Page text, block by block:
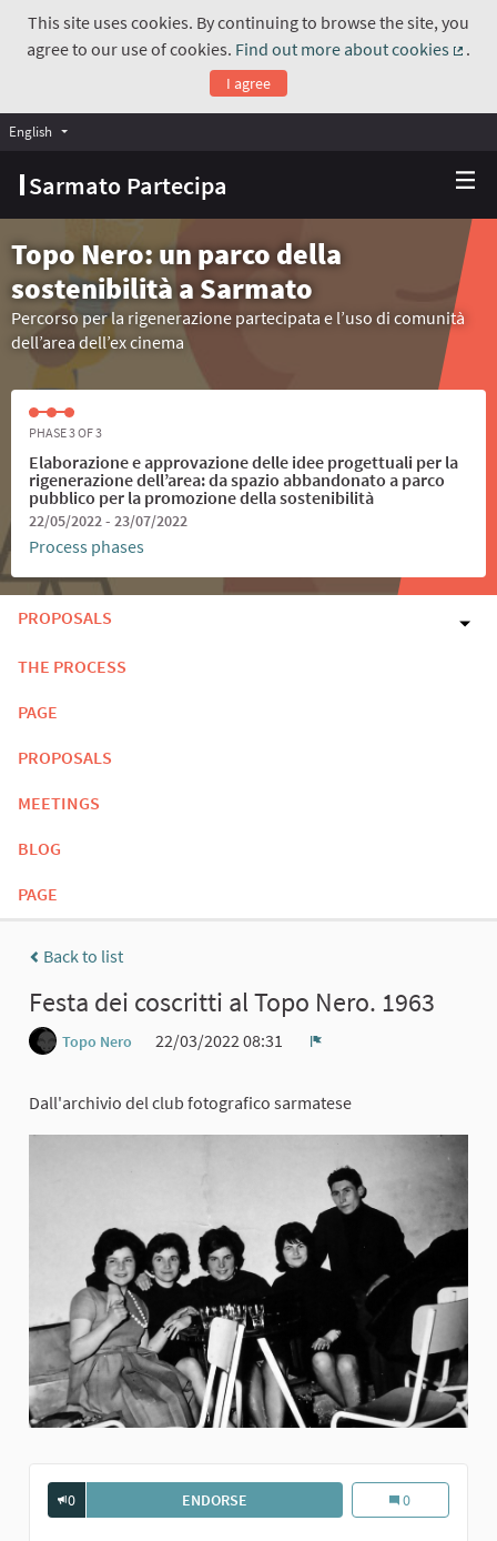
This site uses cookies. By continuing to browse the site, you
agree to our use of cookies. Find out more about cookies
.
I agree
Sarmato Partecipa
English Choose language
Topo Nero: un parco della
sostenibilità a Sarmato
Percorso per la rigenerazione partecipata e l’uso di comunità
dell’area dell’ex cinema
PHASE 3 OF 3
Elaborazione e approvazione delle idee progettuali per la
rigenerazione dell’area: da spazio abbandonato a parco
pubblico per la promozione della sostenibilità
22/05/2022 - 23/07/2022
Process phases
PROPOSALS
THE PROCESS
PAGE
PROPOSALS
MEETINGS
BLOG
PAGE
Back to list
Festa dei coscritti al Topo Nero. 1963
Topo Nero
22/03/2022 08:31
Dall'archivio del club fotografico sarmatese
0 ENDORSE FESTA DEI COSCRITTI AL TOPO
Festa dei
0